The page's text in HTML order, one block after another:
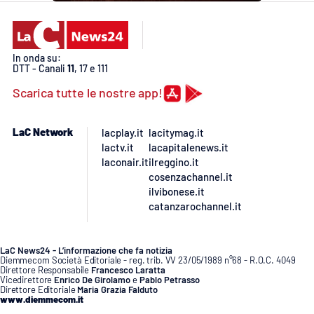
SPECIALI
Buona Sanità Calabria
LA
CALABRIAVISIONE
Destinazioni
LAC
NETWORK
In onda su:
DTT - Canali 11, 17 e 111
Scarica tutte le nostre app!
LaC Network
lacplay.it
lactv.it
laconair.it
lacitymag.it
lacapitalenews.it
ilreggino.it
cosenzachannel.it
ilvibonese.it
catanzarochannel.it
LaC News24 - L’informazione che fa notizia
Diemmecom Società Editoriale - reg. trib. VV 23/05/1989 n°68 - R.O.C. 4049
Direttore Responsabile Francesco Laratta
Vicedirettore Enrico De GirolamoePablo Petrasso
Direttore Editoriale Maria Grazia Falduto
www.diemmecom.it